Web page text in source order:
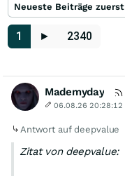
Neueste Beiträge zuerst
1 ► 2340
Mademyday
06.08.26 20:28:12
Antwort auf deepvalue
Zitat von deepvalue: